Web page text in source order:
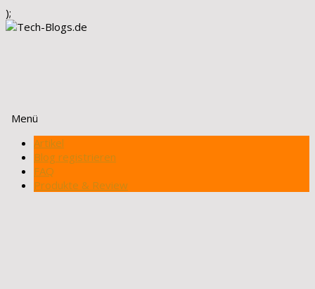
);
Menü
Zum
Inhalt
springen
Artikel
Blog registrieren
FAQ
Produkte & Review